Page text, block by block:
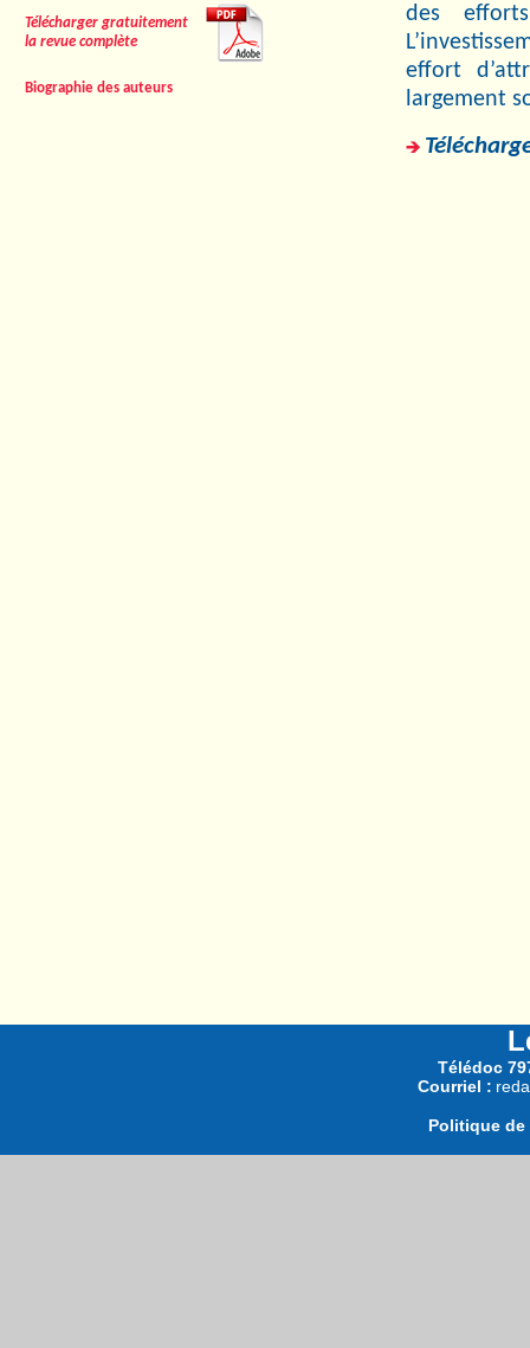
Télécharger gratuitement
la revue complète
Biographie des auteurs
des
effort
largement
Télédoc
Courriel :
Politique